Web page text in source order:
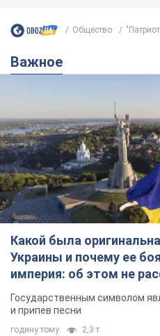
Общество
Важное
Какой была
Украины и почему ее
империя: об этом не
Государственным символом
и припев песни
годину тому 2,3 т.